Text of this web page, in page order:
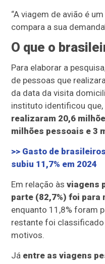
“A viagem de avião é
compara a sua
O que o
Para elaborar a
de pessoas que
da data da visita
instituto identificou que,
realizaram 20,6
milhões pessoais e 3
>> Gasto de
subiu 11,7% em 2024
Em relação àsviagens
parte (82,7%) foi para
enquanto 11,8% foram
restante foi
motivos.
Já entre as viagens